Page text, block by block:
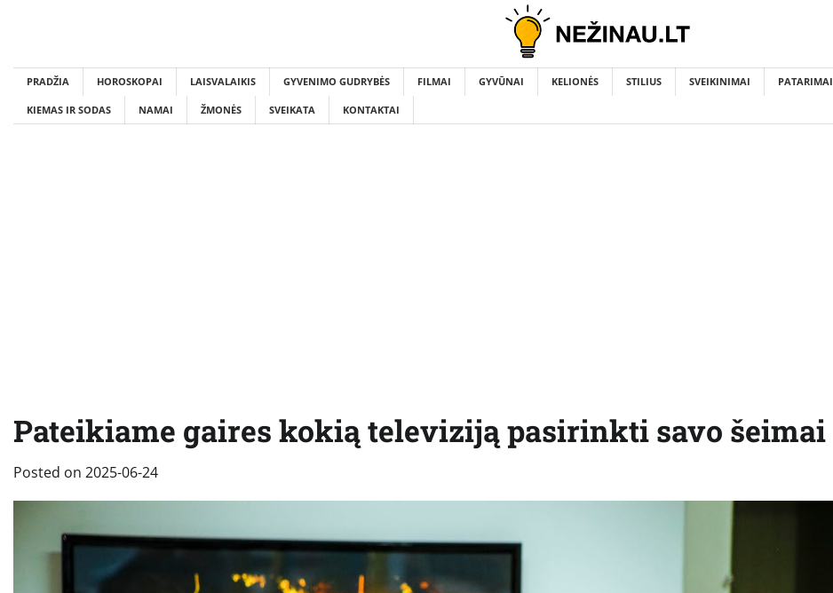
PRADŽIA HOROSKOPAI LAISVALAIKIS GYVENIMO GUDRYBĖS FILMAI GYVŪNAI KELIONĖS STILIUS SVEIKINIMAI PATARIMAI
KIEMAS IR SODAS NAMAI ŽMONĖS SVEIKATA KONTAKTAI
Pateikiame gaires kokią televiziją pasirinkti savo šeimai
Posted on 2025-06-24